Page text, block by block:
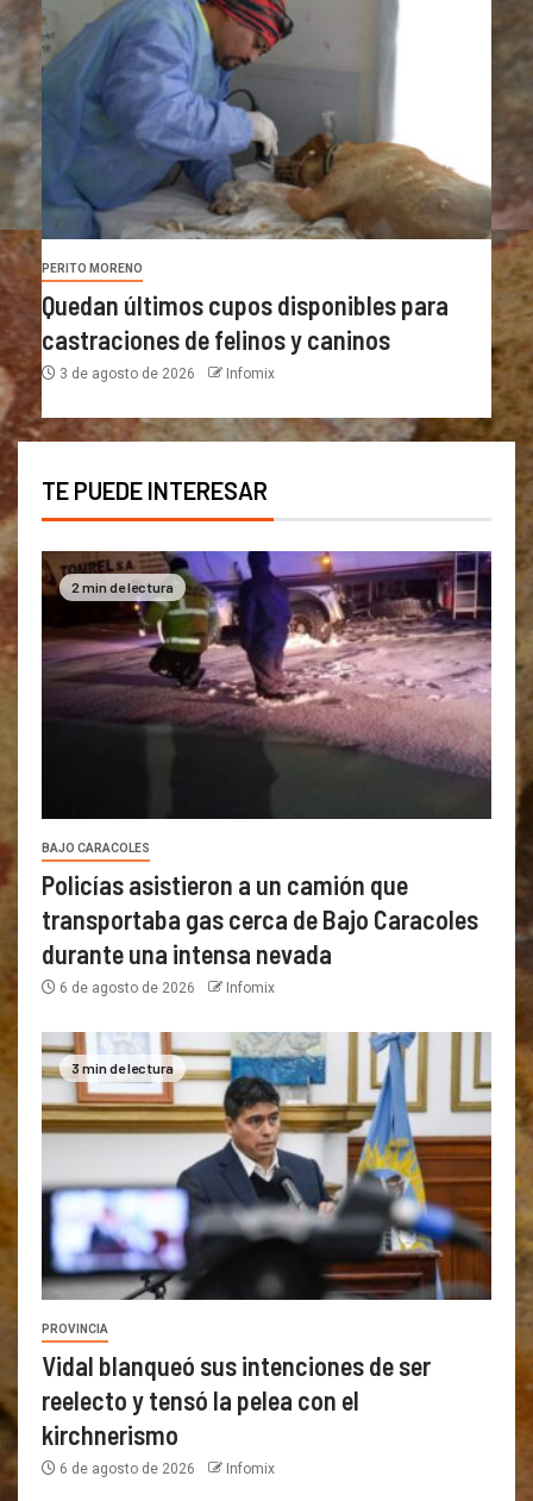
PERITO MORENO
Quedan últimos cupos disponibles para
castraciones de felinos y caninos
3 de agosto de 2026 Infomix
TE PUEDE INTERESAR
2 min de lectura
BAJO CARACOLES
Policías asistieron a un camión que
transportaba gas cerca de Bajo Caracoles
durante una intensa nevada
6 de agosto de 2026 Infomix
3 min de lectura
PROVINCIA
Vidal blanqueó sus intenciones de ser
reelecto y tensó la pelea con el
kirchnerismo
6 de agosto de 2026 Infomix